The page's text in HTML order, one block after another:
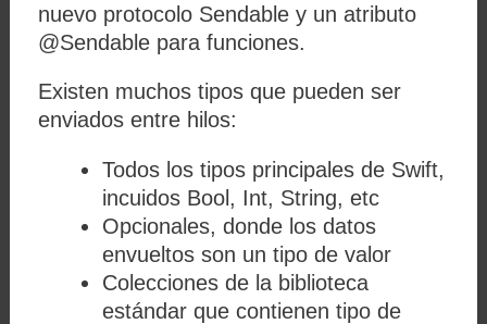
nuevo protocolo Sendable y un atributo
@Sendable para funciones.
Existen muchos tipos que pueden ser
enviados entre hilos:
Todos los tipos principales de Swift,
incuidos Bool, Int, String, etc
Opcionales, donde los datos
envueltos son un tipo de valor
Colecciones de la biblioteca
estándar que contienen tipo de